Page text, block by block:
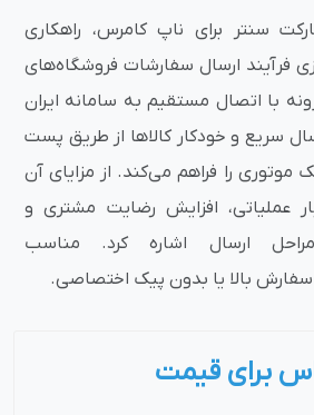
سنتر برای ناپ کامرس، راهکاری
فرآیند ارسال سفارشات فروشگاه‌های
با اتصال مستقیم به سامانه ایران
سریع و خودکار کالاها از طریق پست
موتوری را فراهم می‌کند. از مزایای آن
عملیاتی، افزایش رضایت مشتری و
ارسال اشاره کرد. مناسب
بالا یا بدون پیک اختصاصی.
برای قیمت